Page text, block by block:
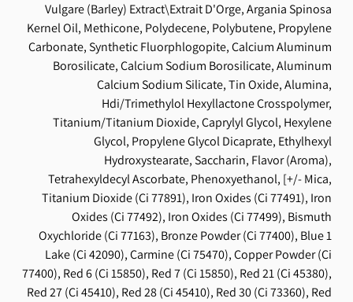
Vulgare (Barley) Extract\Extrait D'Orge, Argania Spinosa
Kernel Oil, Methicone, Polydecene, Polybutene, Propylene
Carbonate, Synthetic Fluorphlogopite, Calcium Aluminum
Borosilicate, Calcium Sodium Borosilicate, Aluminum
Calcium Sodium Silicate, Tin Oxide, Alumina,
Hdi/Trimethylol Hexyllactone Crosspolymer,
Titanium/Titanium Dioxide, Caprylyl Glycol, Hexylene
Glycol, Propylene Glycol Dicaprate, Ethylhexyl
Hydroxystearate, Saccharin, Flavor (Aroma),
Tetrahexyldecyl Ascorbate, Phenoxyethanol, [+/- Mica,
Titanium Dioxide (Ci 77891), Iron Oxides (Ci 77491), Iron
Oxides (Ci 77492), Iron Oxides (Ci 77499), Bismuth
Oxychloride (Ci 77163), Bronze Powder (Ci 77400), Blue 1
Lake (Ci 42090), Carmine (Ci 75470), Copper Powder (Ci
77400), Red 6 (Ci 15850), Red 7 (Ci 15850), Red 21 (Ci 45380),
Red 27 (Ci 45410), Red 28 (Ci 45410), Red 30 (Ci 73360), Red